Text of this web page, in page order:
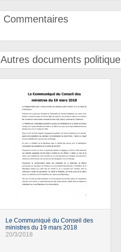
Commentaires
Autres documents politique
Le Communiqué du Conseil des
ministres du 19 mars 2018
20/3/2018